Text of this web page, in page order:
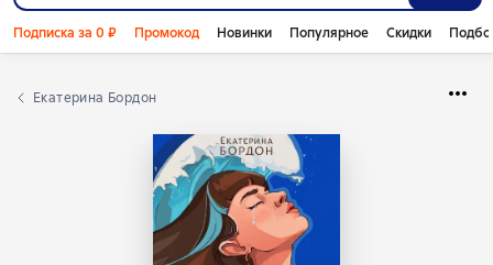
Подписка за 0 ₽ Промокод Новинки Популярное Скидки
Екатерина Бордон